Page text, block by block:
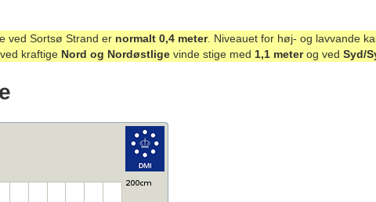
ved Sortsø Strand er normalt 0,4 meter. Niveauet for høj- og lavvande
kraftige Nord og Nordøstlige vinde stige med 1,1 meterog ved Syd/